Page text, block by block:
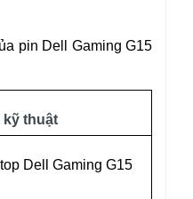
pin Dell Gaming G15
kỹ thuật
Dell Gaming G15